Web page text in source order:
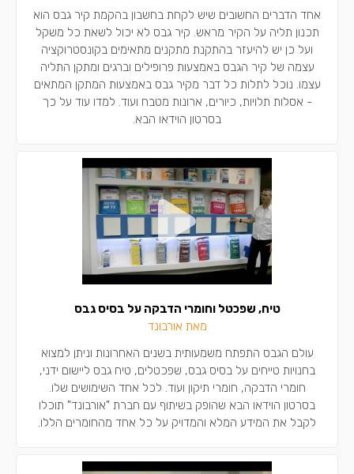
אחד הדברים החשובים שיש לקחת בחשבון בהקמת קיר גבס הוא
תכנון תליה על הקיר מראש. קיר גבס לא יכול לשאת כל משקל
ועל כן יש להיעזר בהתקנת מתקנים מתאימים בקונסטרוקציה
עצמה של קיר הגבס באמצעות פרופילים וברגים ומתקן התליה
עצמו. נוכל לתלות כל דבר מקיר גבס באמצעות המתקן המתאים
- אסלות תלויות, כיורים, ארונות מטבח ועוד. למדו עוד על כך
בסרטון הוידאו הבא.
טיח, שפכטל וחומרי הדבקה על בסיס גבס
מאת אורבונד
עולם הגבס התפתח משמעותית בשנים האחרונות וניתן למצוא
בחנויות טייחים על בסיס גבס, שפכטלים, טיח גבס ליישום ידני,
חומרי הדבקה, חומרי תיקון ועוד. לכל אחד השימושים שלו.
בסרטון הוידאו הבא שהופק בשיתוף עם חברת "אורבונד" תוכלו
לקבל את המידע המלא והמדויק על כל אחד מהחומרים הללו.